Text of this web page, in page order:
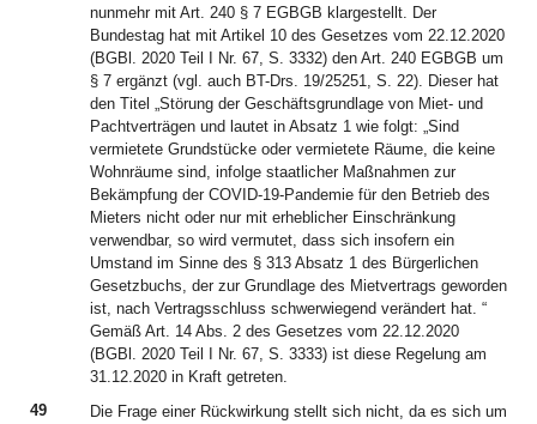
nunmehr mit Art. 240 § 7 EGBGB klargestellt. Der
Bundestag hat mit Artikel 10 des Gesetzes vom 22.12.2020
(BGBl. 2020 Teil I Nr. 67, S. 3332) den Art. 240 EGBGB um
§ 7 ergänzt (vgl. auch BT-Drs. 19/25251, S. 22). Dieser hat
den Titel „Störung der Geschäftsgrundlage von Miet- und
Pachtverträgen und lautet in Absatz 1 wie folgt: „Sind
vermietete Grundstücke oder vermietete Räume, die keine
Wohnräume sind, infolge staatlicher Maßnahmen zur
Bekämpfung der COVID-19-Pandemie für den Betrieb des
Mieters nicht oder nur mit erheblicher Einschränkung
verwendbar, so wird vermutet, dass sich insofern ein
Umstand im Sinne des § 313 Absatz 1 des Bürgerlichen
Gesetzbuchs, der zur Grundlage des Mietvertrags geworden
ist, nach Vertragsschluss schwerwiegend verändert hat. “
Gemäß Art. 14 Abs. 2 des Gesetzes vom 22.12.2020
(BGBl. 2020 Teil I Nr. 67, S. 3333) ist diese Regelung am
31.12.2020 in Kraft getreten.
49
Die Frage einer Rückwirkung stellt sich nicht, da es sich um